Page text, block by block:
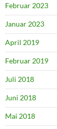
Februar 2023
Januar 2023
April 2019
Februar 2019
Juli 2018
Juni 2018
Mai 2018